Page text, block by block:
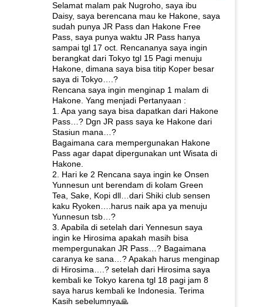
Selamat malam pak Nugroho, saya ibu
Daisy, saya berencana mau ke Hakone, saya
sudah punya JR Pass dan Hakone Free
Pass, saya punya waktu JR Pass hanya
sampai tgl 17 oct. Rencananya saya ingin
berangkat dari Tokyo tgl 15 Pagi menuju
Hakone, dimana saya bisa titip Koper besar
saya di Tokyo….?
Rencana saya ingin menginap 1 malam di
Hakone. Yang menjadi Pertanyaan :
1. Apa yang saya bisa dapatkan dari Hakone
Pass…? Dgn JR pass saya ke Hakone dari
Stasiun mana…?
Bagaimana cara mempergunakan Hakone
Pass agar dapat dipergunakan unt Wisata di
Hakone.
2. Hari ke 2 Rencana saya ingin ke Onsen
Yunnesun unt berendam di kolam Green
Tea, Sake, Kopi dll…dari Shiki club sensen
kaku Ryoken….harus naik apa ya menuju
Yunnesun tsb…?
3. Apabila di setelah dari Yennesun saya
ingin ke Hirosima apakah masih bisa
mempergunakan JR Pass…? Bagaimana
caranya ke sana…? Apakah harus menginap
di Hirosima….? setelah dari Hirosima saya
kembali ke Tokyo karena tgl 18 pagi jam 8
saya harus kembali ke Indonesia. Terima
Kasih sebelumnya🙏